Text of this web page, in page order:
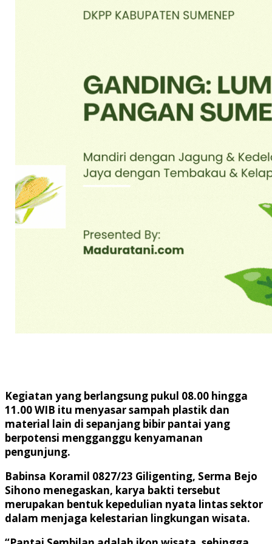
Kegiatan yang berlangsung pukul 08.00 hingga
11.00 WIB itu menyasar sampah plastik dan
material lain di sepanjang bibir pantai yang
berpotensi mengganggu kenyamanan
pengunjung.
Babinsa Koramil 0827/23 Giligenting, Serma Bejo
Sihono menegaskan, karya bakti tersebut
merupakan bentuk kepedulian nyata lintas sektor
dalam menjaga kelestarian lingkungan wisata.